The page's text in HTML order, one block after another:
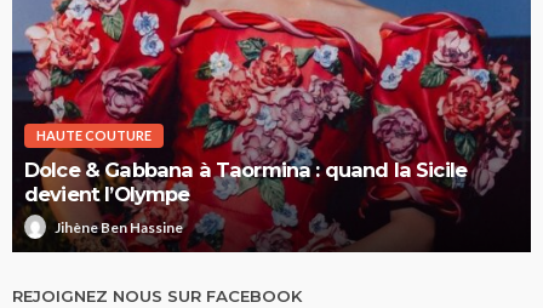
HAUTE COUTURE
Dolce & Gabbana à Taormina : quand la Sicile
devient l’Olympe
Jihène Ben Hassine
REJOIGNEZ NOUS SUR FACEBOOK